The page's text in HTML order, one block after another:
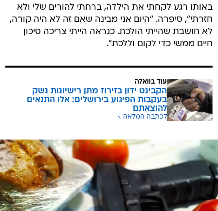
באותו רגע לקחתי את הילדה, ברחתי להורים שלי ולא
חזרתי", סיפרה. "היום אני מבינה שאם זה לא היה קורה,
לא חושבת שהייתי הולכת. כנראה הייתי צריכה סיכון
חיים ממשי כדי לקום וללכת".
עוד בוואלה
הקבינט ידון בזירוז מתן רישיונות נשק
בעקבות הפיגוע בירושלים: אלו התנאים
להוצאתם
לכתבה המלאה